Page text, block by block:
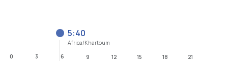
5:40
Africa/Khartoum
0
3 6 9 12 15 18 21